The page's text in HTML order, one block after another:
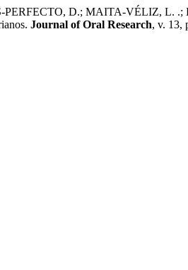
D.; MAITA-VÉLIZ, L. .;
Journal of Oral Research, v. 13,